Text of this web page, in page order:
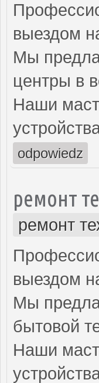
выездом
Мы
центры в
Наши
odpowiedz
ремонт
ремонт
выездом
Мы
бытовой
Наши